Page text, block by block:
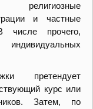
религиозные
и частные
числе прочего,
претендует
курс или
Затем, по